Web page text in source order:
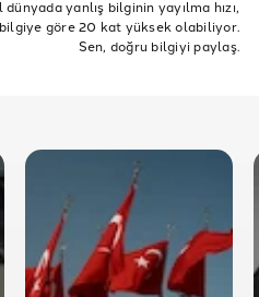
Kaynak)
Guidelines
COVID-19 Glossary of
yanlış bilginin yayılma hızı,
göre 20 kat yüksek olabiliyor.
Sen, doğru bilgiyi paylaş.